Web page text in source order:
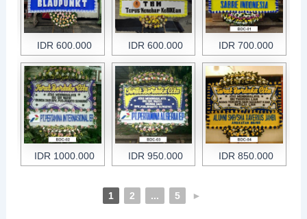
IDR 600.000 IDR 600.000 IDR 700.000
IDR 1000.000 IDR 950.000 IDR 850.000
1 2 ... 5 ►